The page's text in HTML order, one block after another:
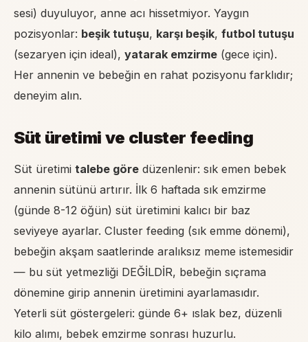
sesi) duyuluyor, anne acı hissetmiyor. Yaygın
pozisyonlar: beşik tutuşu, karşı beşik, futbol tutuşu
(sezaryen için ideal), yatarak emzirme (gece için).
Her annenin ve bebeğin en rahat pozisyonu farklıdır;
deneyim alın.
Süt üretimi ve cluster feeding
Süt üretimi talebe göre düzenlenir: sık emen bebek
annenin sütünü artırır. İlk 6 haftada sık emzirme
(günde 8-12 öğün) süt üretimini kalıcı bir baz
seviyeye ayarlar. Cluster feeding (sık emme dönemi),
bebeğin akşam saatlerinde aralıksız meme istemesidir
— bu süt yetmezliği DEĞİLDİR, bebeğin sıçrama
dönemine girip annenin üretimini ayarlamasıdır.
Yeterli süt göstergeleri: günde 6+ ıslak bez, düzenli
kilo alımı, bebek emzirme sonrası huzurlu.